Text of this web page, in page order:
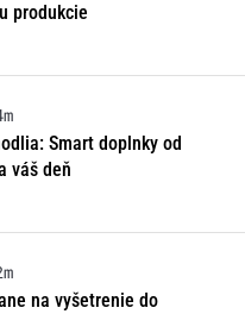
produkcie
Smart doplnky od
váš deň
na vyšetrenie do